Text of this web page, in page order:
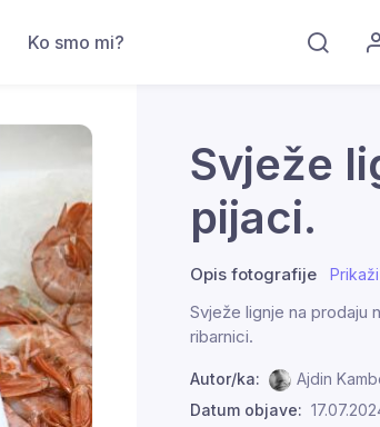
Ko smo mi?
Svježe
pijaci.
Opis fotografije
Svježe lignje na prodaju
ribarnici.
Autor/ka:
Ajdin
Datum objave: